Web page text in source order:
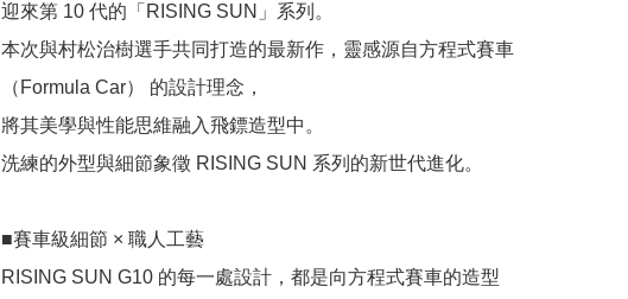
迎來第 10 代的「RISING SUN」系列。
本次與村松治樹選手共同打造的最新作，靈感源自方程式賽車
（Formula Car） 的設計理念，
將其美學與性能思維融入飛鏢造型中。
洗練的外型與細節象徵 RISING SUN 系列的新世代進化。
■賽車級細節 × 職人工藝
RISING SUN G10 的每一處設計，都是向方程式賽車的造型